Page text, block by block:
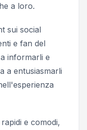
a loro.
sui social
e fan del
informarli e
a entusiasmarli
e comodi,